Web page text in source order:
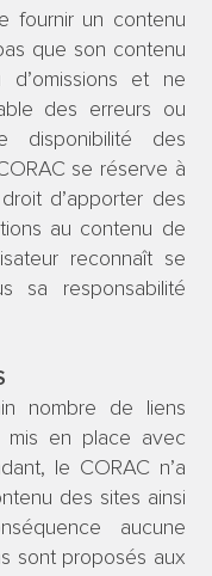
fournir un contenu
que son contenu
d’omissions et ne
des erreurs ou
disponibilité des
se réserve à
d’apporter des
au contenu de
reconnaît se
sa responsabilité
nombre de liens
mis en place avec
le CORAC n’a
des sites ainsi
aucune
sont proposés aux